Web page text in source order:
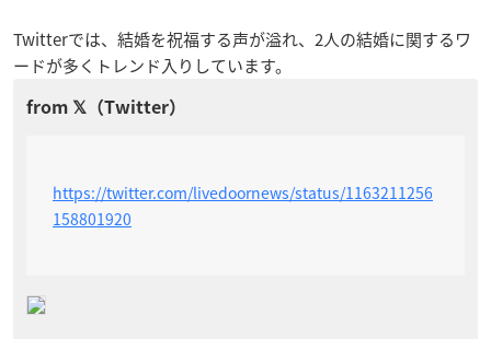
Twitterでは、結婚を祝福する声が溢れ、2人の結婚に関するワ
ードが多くトレンド入りしています。
https://twitter.com/livedoornews/status/1163211256
158801920